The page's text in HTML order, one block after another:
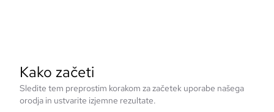
Kako začeti
Sledite tem preprostim korakom za začetek uporabe našega
orodja in ustvarite izjemne rezultate.